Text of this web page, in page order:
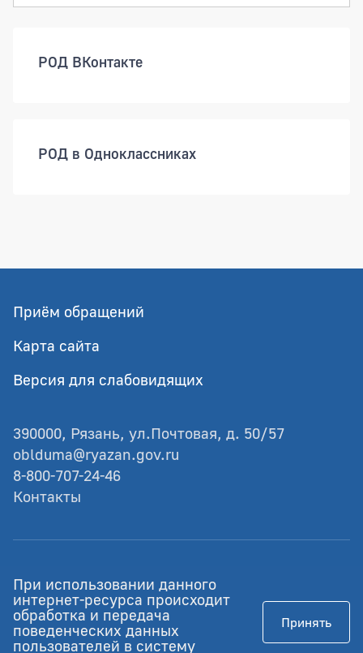
РОД ВКонтакте
РОД в Одноклассниках
Приём обращений
Карта сайта
Версия для слабовидящих
390000, Рязань, ул.Почтовая, д. 50/57
oblduma@ryazan.gov.ru
8-800-707-24-46
Контакты
© Рязанская областная Дума
Разработка - GIANIT.ru
Работает на Российском ПО
При использовании данного
интернет-ресурса происходит
обработка и передача
поведенческих данных
пользователей в систему
Принять